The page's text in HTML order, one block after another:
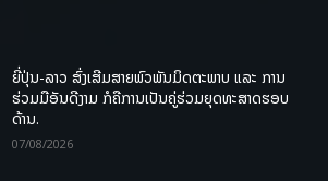
ຍີ່ປຸ່ນ-ລາວ ສົ່ງເສີມສາຍພົວພັນມິດຕະພາບ ແລະ ການ
ຮ່ວມມືອັນດີງາມ ກໍຄືການເປັນຄູ່ຮ່ວມຍຸດທະສາດຮອບ
ດ້ານ.
07/08/2026